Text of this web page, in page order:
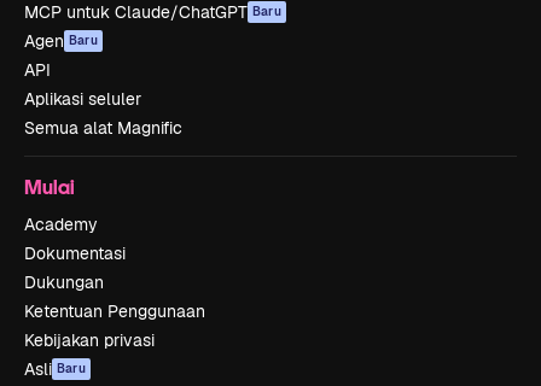
MCP untuk Claude/ChatGPT Baru
Agen Baru
API
Aplikasi seluler
Semua alat Magnific
Mulai
Academy
Dokumentasi
Dukungan
Ketentuan Penggunaan
Kebijakan privasi
Asli Baru